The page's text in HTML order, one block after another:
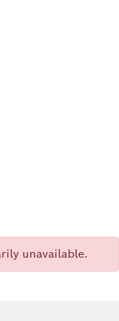
unavailable.